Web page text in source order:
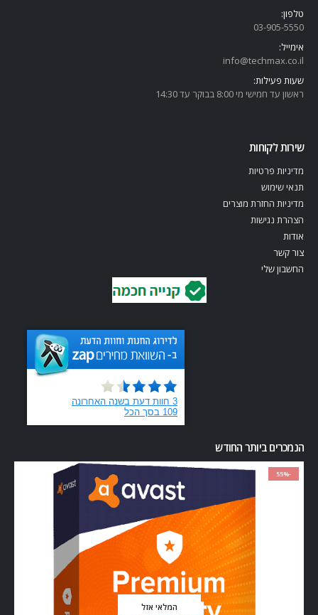
טלפון:
03-905-5550
אימייל:
info@techmax.co.il
שעות פעילות:
ראשון עד חמישי מי 8:00 בבוקר עד 14:30
שירות לקוחות
מדיניות פרטיות
תנאי שימוש
מדיניות החזרת מוצרים
הצהרת נגישות
אודות
צור קשר
החשבון שלי
הנמכרים ביותר החודש
-55%
המלאי אזל